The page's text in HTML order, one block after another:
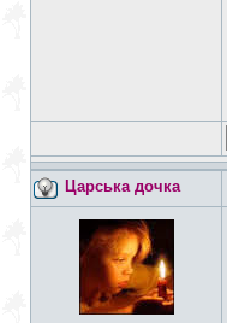
Царська дочка